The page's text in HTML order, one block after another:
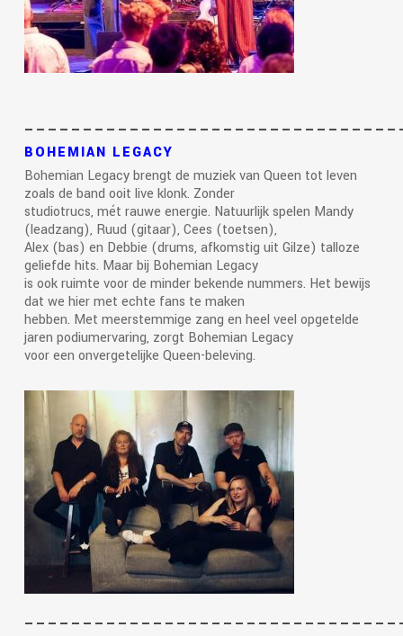
BOHEMIAN LEGACY
Bohemian Legacy brengt de muziek van Queen tot leven
zoals de band ooit live klonk. Zonder
studiotrucs, mét rauwe energie. Natuurlijk spelen Mandy
(leadzang), Ruud (gitaar), Cees (toetsen),
Alex (bas) en Debbie (drums, afkomstig uit Gilze) talloze
geliefde hits. Maar bij Bohemian Legacy
is ook ruimte voor de minder bekende nummers. Het bewijs
dat we hier met echte fans te maken
hebben. Met meerstemmige zang en heel veel opgetelde
jaren podiumervaring, zorgt Bohemian Legacy
voor een onvergetelijke Queen-beleving.